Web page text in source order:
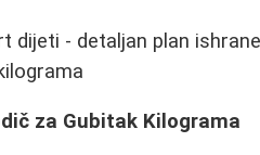
dijeti - detaljan plan
za Gubitak Kilograma